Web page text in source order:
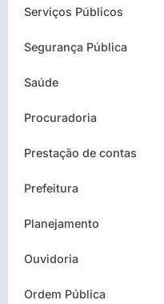
Serviços Públicos
Segurança Pública
Saúde
Procuradoria
Prestação de contas
Prefeitura
Planejamento
Ouvidoria
Ordem Pública